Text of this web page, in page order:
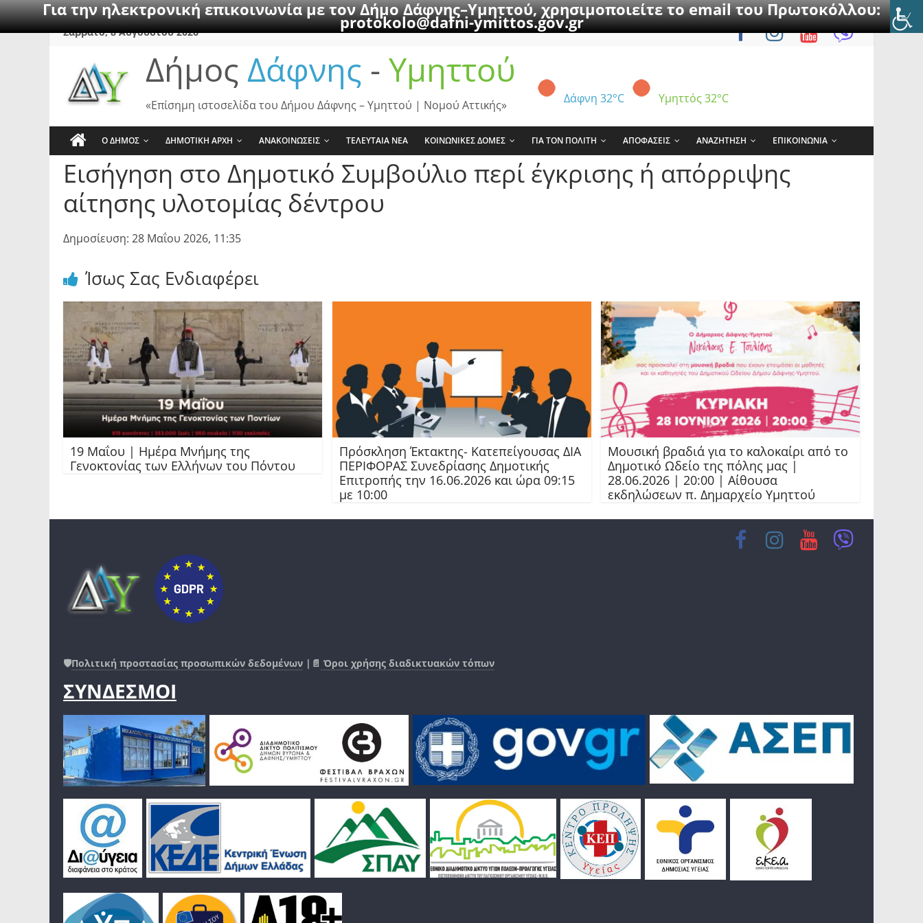
Για την ηλεκτρονική επικοινωνία με τον Δήμο Δάφνης–Υμηττού, χρησιμοποιείτε το email του Πρωτοκόλλου:
protokolo@dafni-ymittos.gov.gr
SkipΣάββατο, 8 Αυγούστου 2026
Δήμος Δάφνης - Υμηττού
Δάφνη 32°C Υμηττός 32°C
«Επίσημη ιστοσελίδα του Δήμου Δάφνης – Υμηττού | Νομού Αττικής»
Ο ΔΗΜΟΣ ΔΗΜΟΤΙΚΗ ΑΡΧΗ ΑΝΑΚΟΙΝΩΣΕΙΣ ΤΕΛΕΥΤΑΙΑ ΝΕΑ ΚΟΙΝΩΝΙΚΕΣ ΔΟΜΕΣ ΓΙΑ ΤΟΝ ΠΟΛΙΤΗ ΑΠΟΦΑΣΕΙΣ ΑΝΑΖΗΤΗΣΗ ΕΠΙΚΟΙΝΩΝΙΑ
Εισήγηση στο Δημοτικό Συμβούλιο περί έγκρισης ή απόρριψης
αίτησης υλοτομίας δέντρου
Δημοσίευση: 28 Μαΐου 2026, 11:35
Ίσως Σας Ενδιαφέρει
19 Μαΐου | Ημέρα Μνήμης της
Γενοκτονίας των Ελλήνων του Πόντου
Πρόσκληση Έκτακτης- Κατεπείγουσας ΔΙΑ
ΠΕΡΙΦΟΡΑΣ Συνεδρίασης Δημοτικής
Επιτροπής την 16.06.2026 και ώρα 09:15
με 10:00
Μουσική βραδιά για το καλοκαίρι από το
Δημοτικό Ωδείο της πόλης μας |
28.06.2026 | 20:00 | Αίθουσα
εκδηλώσεων π. Δημαρχείο Υμηττού
🛡️Πολιτική προστασίας προσωπικών δεδομένων |📄 Όροι χρήσης διαδικτυακών τόπων
ΣΥΝΔΕΣΜΟΙ